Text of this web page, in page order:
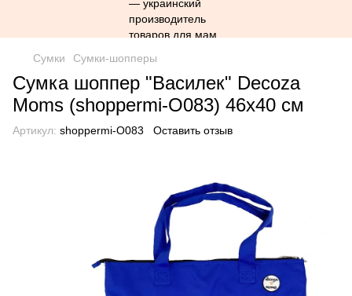
Сумки Сумки-шопперы
Сумка шоппер "Василек" Decoza
Moms (shoppermi-O083) 46х40 см
Артикул: shoppermi-O083 Оставить отзыв